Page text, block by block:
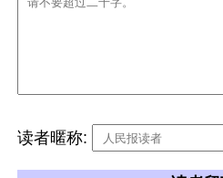
读者暱称: